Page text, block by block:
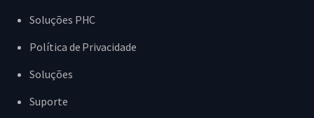
Soluções PHC
Política de Privacidade
Soluções
Suporte